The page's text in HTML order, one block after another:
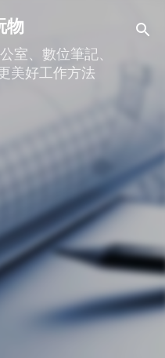
容
物
室、數位筆記、
美好工作方法